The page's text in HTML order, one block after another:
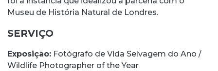
Museu de História Natural de Londres.
SERVIÇO
Exposição: Fotógrafo de Vida Selvagem do Ano /
Wildlife Photographer of the Year